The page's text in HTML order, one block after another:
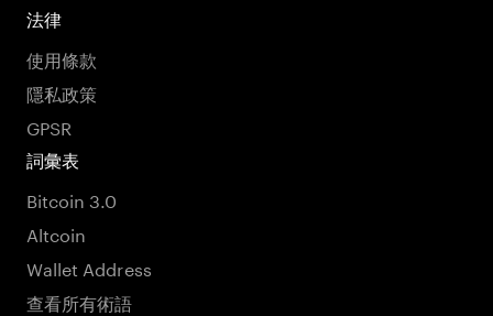
法律
使用條款
隱私政策
GPSR
詞彙表
Bitcoin 3.0
Altcoin
Wallet Address
查看所有術語